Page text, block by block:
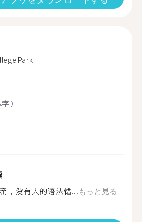
Park
）
，没有大的语法错...もっと見る